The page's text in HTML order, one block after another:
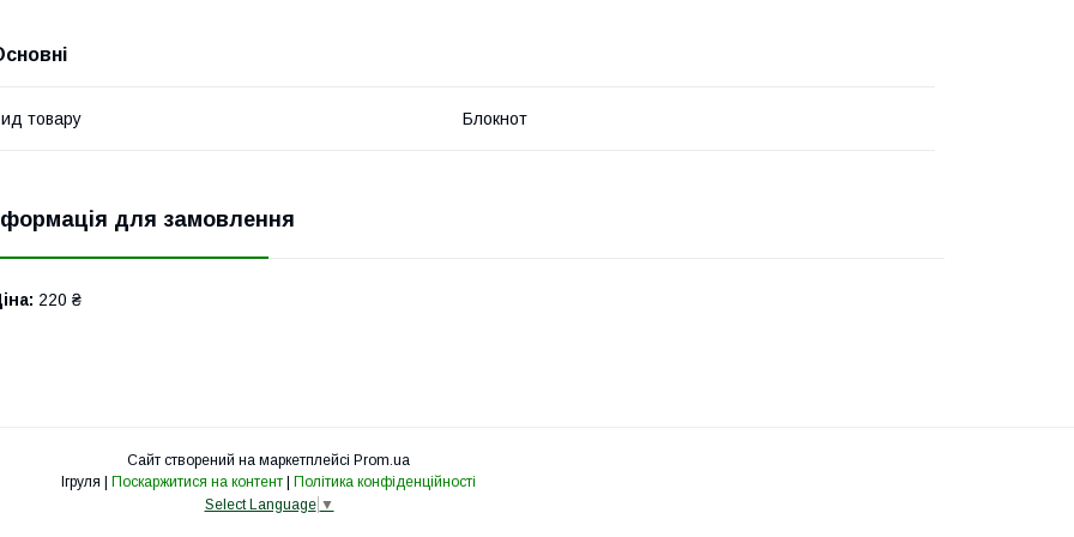
товару Блокнот
для замовлення
220 ₴
Сайт створений на маркетплейсі Prom.ua
Поскаржитися на контент
Політика конфіденційності
Select Language ▼